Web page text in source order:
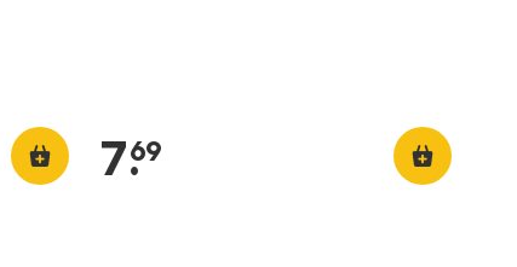
7.
69